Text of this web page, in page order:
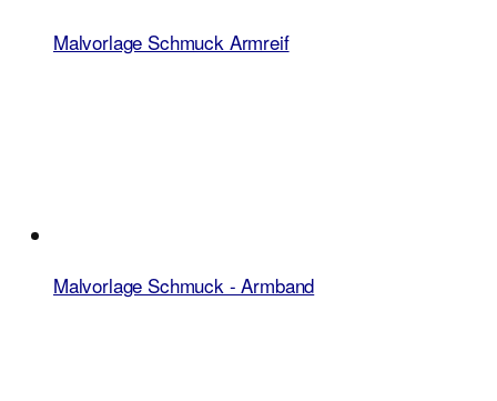
Malvorlage Schmuck Armreif
Malvorlage Schmuck - Armband